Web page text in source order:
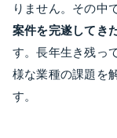
りません。その中
案件を完遂してき
す。長年生き残っ
様な業種の課題を
す。